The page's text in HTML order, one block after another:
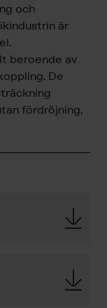
och
är
beroende av
De
fördröjning,